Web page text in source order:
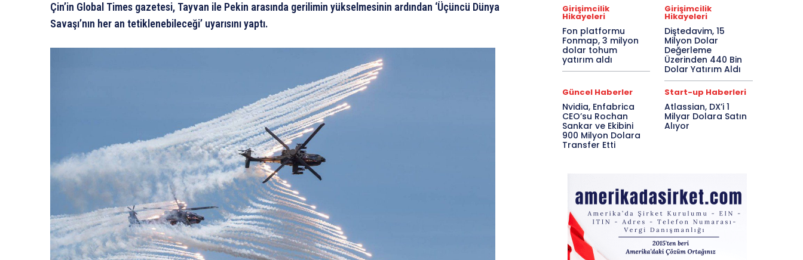
Çin’in Global Times gazetesi, Tayvan ile Pekin arasında gerilimin yükselmesinin ardından ‘Üçüncü Dünya
Savaşı’nın her an tetiklenebileceği’ uyarısını yaptı.
Girişimcilik
Hikayeleri
Fon platformu
Fonmap, 3 milyon
dolar tohum
yatırım aldı
Girişimcilik
Hikayeleri
Diştedavim, 15
Milyon Dolar
Değerleme
Üzerinden 440 Bin
Dolar Yatırım Aldı
Güncel Haberler
Nvidia, Enfabrica
CEO’su Rochan
Sankar ve Ekibini
900 Milyon Dolara
Transfer Etti
Start-up Haberleri
Atlassian, DX’i 1
Milyar Dolara Satın
Alıyor